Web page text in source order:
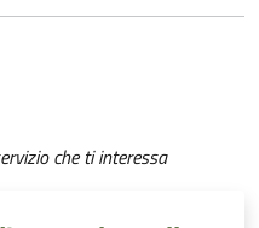
che ti interessa